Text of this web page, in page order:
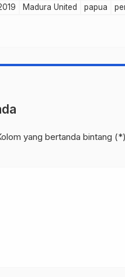
Madura United papua
yang bertanda bintang